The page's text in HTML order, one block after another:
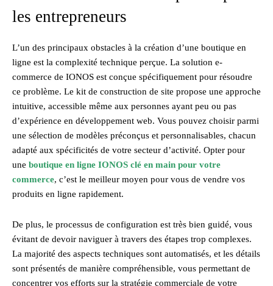
les entrepreneurs
L’un des principaux obstacles à la création d’une boutique en
ligne est la complexité technique perçue. La solution e-
commerce de IONOS est conçue spécifiquement pour résoudre
ce problème. Le kit de construction de site propose une approche
intuitive, accessible même aux personnes ayant peu ou pas
d’expérience en développement web. Vous pouvez choisir parmi
une sélection de modèles préconçus et personnalisables, chacun
adapté aux spécificités de votre secteur d’activité. Opter pour
une boutique en ligne IONOS clé en main pour votre
commerce, c’est le meilleur moyen pour vous de vendre vos
produits en ligne rapidement.
De plus, le processus de configuration est très bien guidé, vous
évitant de devoir naviguer à travers des étapes trop complexes.
La majorité des aspects techniques sont automatisés, et les détails
sont présentés de manière compréhensible, vous permettant de
concentrer vos efforts sur la stratégie commerciale de votre